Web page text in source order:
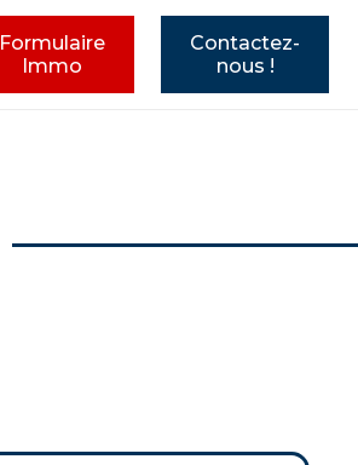
Formulaire
Immo
Contactez-
nous !